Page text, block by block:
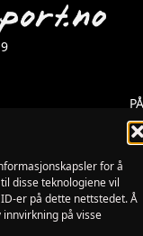
for å
disse teknologiene vil
er på dette nettstedet. Å
på visse